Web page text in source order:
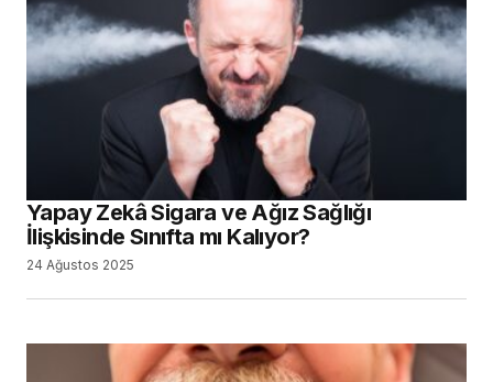
Yapay Zekâ Sigara ve Ağız Sağlığı
İlişkisinde Sınıfta mı Kalıyor?
24 Ağustos 2025